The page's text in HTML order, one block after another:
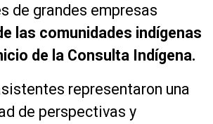
de grandes empresas
las comunidades indígenas
de la Consulta Indígena.
representaron una
de perspectivas y